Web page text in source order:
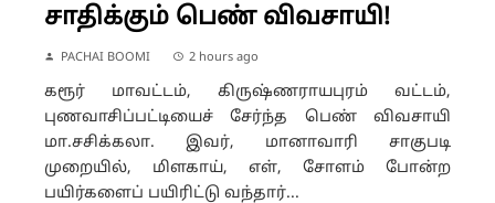
சாதிக்கும் பெண் விவசாயி!
PACHAI BOOMI 2 hours ago
கரூர் மாவட்டம், கிருஷ்ணராயபுரம் வட்டம்,
புணவாசிப்பட்டியைச் சேர்ந்த பெண் விவசாயி
மா.சசிக்கலா. இவர், மானாவாரி சாகுபடி
முறையில், மிளகாய், எள், சோளம் போன்ற
பயிர்களைப் பயிரிட்டு வந்தார்...